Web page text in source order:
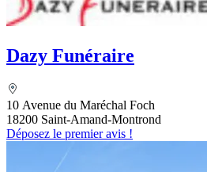
Dazy Funéraire
10 Avenue du Maréchal Foch
18200 Saint-Amand-Montrond
Déposez le premier avis !